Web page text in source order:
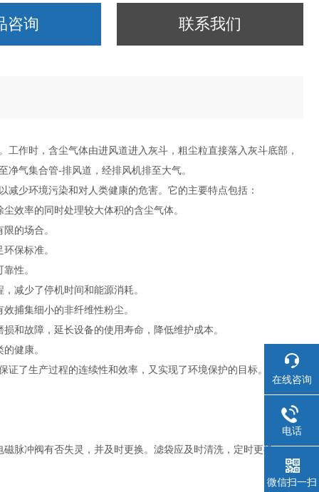
咨询 联系我们
作时，含尘气体由进风道进入灰斗，粗尘粒直接落入灰斗底部，
气集合管-排风道，经排风机排至大气。
少环境污染和对人类健康的危害。它的主要特点包括：
效率的同时处理较大体积的含尘气体。
的场合。
保标准。
性。
减少了停机时间和能源消耗。
捕集细小的非纤维性粉尘。
和故障，延长设备的使用寿命，降低维护成本。
健康。
了生产过程的连续性和效率，又实现了环境保护的目标。
脉冲阀有否失灵，并及时更换。滤袋应及时清洗，定时更换。
在线咨询
电话
微信扫一扫